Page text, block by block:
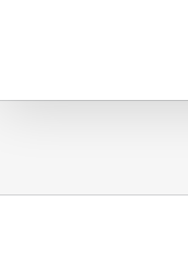
容